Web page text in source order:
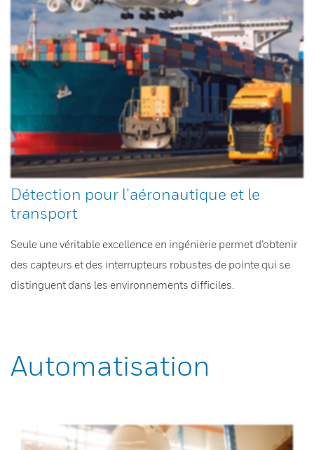
Détection pour l’aéronautique et le
transport
Seule une véritable excellence en ingénierie permet d’obtenir
des capteurs et des interrupteurs robustes de pointe qui se
distinguent dans les environnements difficiles.
Automatisation